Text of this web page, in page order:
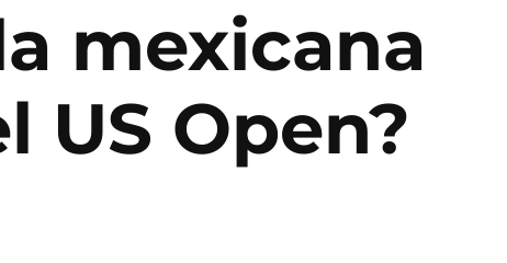
mexicana
US Open?